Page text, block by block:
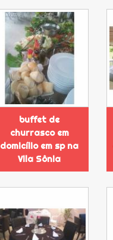
buffet de
churrasco em
domicílio em sp na
Vila Sônia